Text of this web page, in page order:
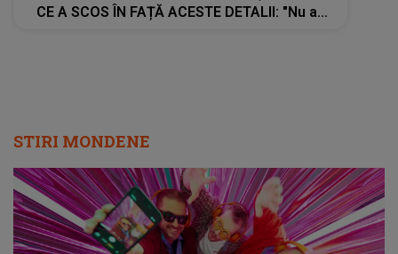
CE A SCOS ÎN FAȚĂ ACESTE DETALII: "Nu aș
STIRI MONDENE